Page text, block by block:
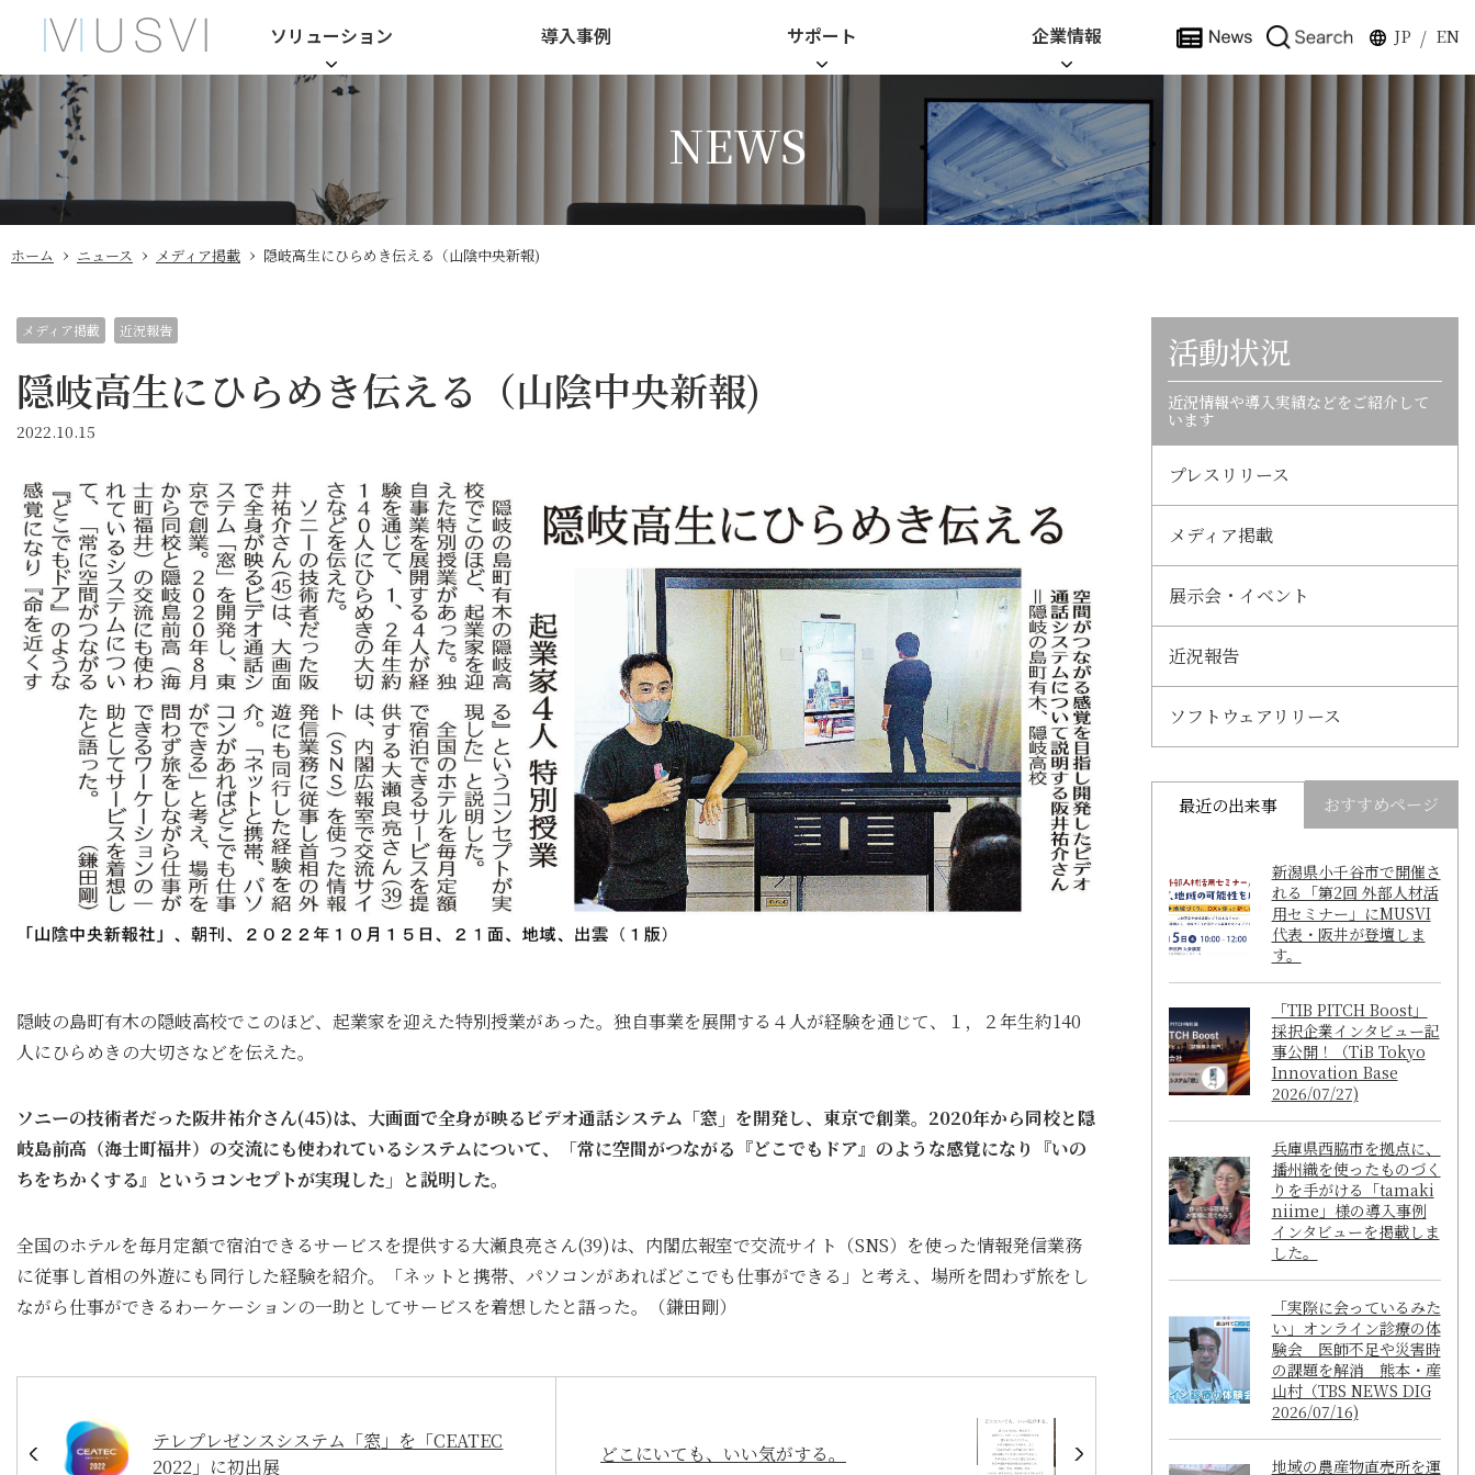
ソリューション 導入事例 サポート 企業情報 JP / EN
NEWS
ホーム › ニュース › メディア掲載 › 隠岐高生にひらめき伝える（山陰中央新報)
メディア掲載 近況報告
隠岐高生にひらめき伝える（山陰中央新報)
2022.10.15
隠岐の島町有木の隠岐高校でこのほど、起業家を迎えた特別授業があった。独自事業を展開する４人が経験を通じて、１，２年生約140
人にひらめきの大切さなどを伝えた。
ソニーの技術者だった阪井祐介さん(45)は、大画面で全身が映るビデオ通話システム「窓」を開発し、東京で創業。2020年から同校と隠
岐島前高（海士町福井）の交流にも使われているシステムについて、「常に空間がつながる『どこでもドア』のような感覚になり『いの
ちをちかくする』というコンセプトが実現した」と説明した。
全国のホテルを毎月定額で宿泊できるサービスを提供する大瀬良亮さん(39)は、内閣広報室で交流サイト（SNS）を使った情報発信業務
に従事し首相の外遊にも同行した経験を紹介。「ネットと携帯、パソコンがあればどこでも仕事ができる」と考え、場所を問わず旅をし
ながら仕事ができるわーケーションの一助としてサービスを着想したと語った。（鎌田剛）
テレプレゼンスシステム「窓」を「CEATEC
2022」に初出展
どこにいても、いい気がする。
活動状況
近況情報や導入実績などをご紹介して
います
プレスリリース
メディア掲載
展示会・イベント
近況報告
ソフトウェアリリース
最近の出来事 おすすめページ
新潟県小千谷市で開催さ
れる「第2回 外部人材活
用セミナー」にMUSVI
代表・阪井が登壇しま
す。
「TIB PITCH Boost」
採択企業インタビュー記
事公開！（TiB Tokyo
Innovation Base
2026/07/27)
兵庫県西脇市を拠点に、
播州織を使ったものづく
りを手がける「tamaki
niime」様の導入事例
インタビューを掲載しま
した。
「実際に会っているみた
い」オンライン診療の体
験会 医師不足や災害時
の課題を解消 熊本・産
山村（TBS NEWS DIG
2026/07/16)
地域の農産物直売所を運